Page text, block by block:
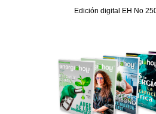
Edición digital EH No